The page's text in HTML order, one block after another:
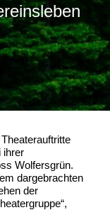
ihrer
Wolfersgrün.
dargebrachten
der